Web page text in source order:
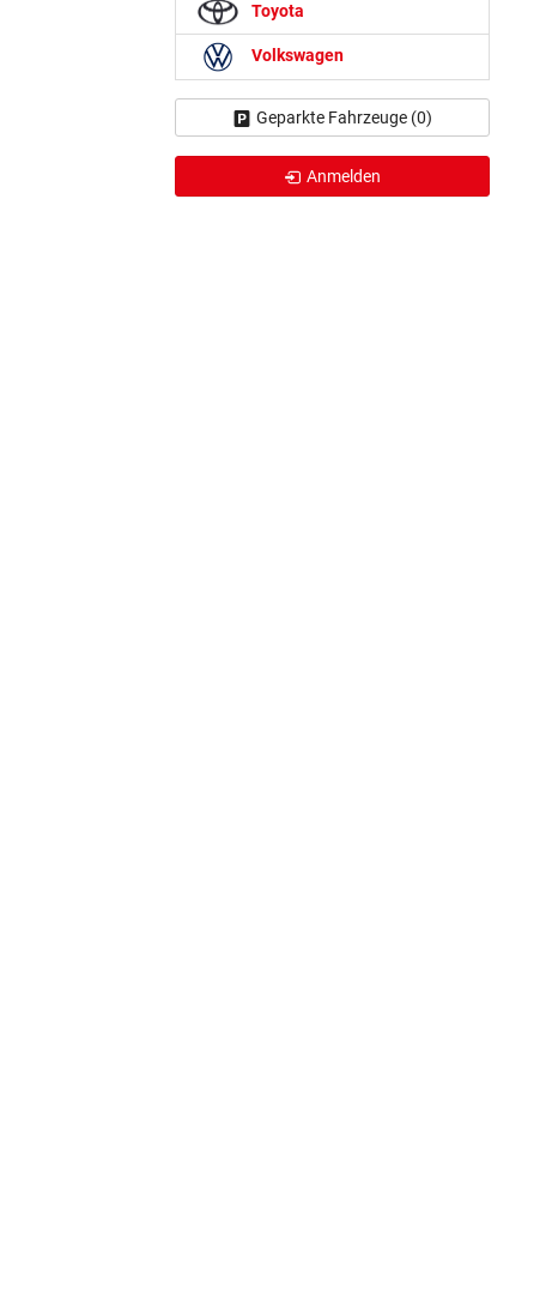
Toyota
Volkswagen
Geparkte Fahrzeuge (0)
Anmelden